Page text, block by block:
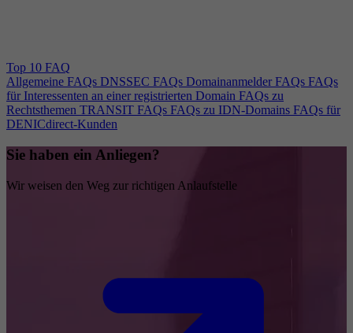
Top 10 FAQ
Allgemeine FAQs DNSSEC FAQs Domainanmelder FAQs FAQs
für Interessenten an einer registrierten Domain FAQs zu
Rechtsthemen TRANSIT FAQs FAQs zu IDN-Domains FAQs für
DENICdirect-Kunden
Sie haben ein Anliegen?
Wir weisen den Weg zur richtigen Anlaufstelle